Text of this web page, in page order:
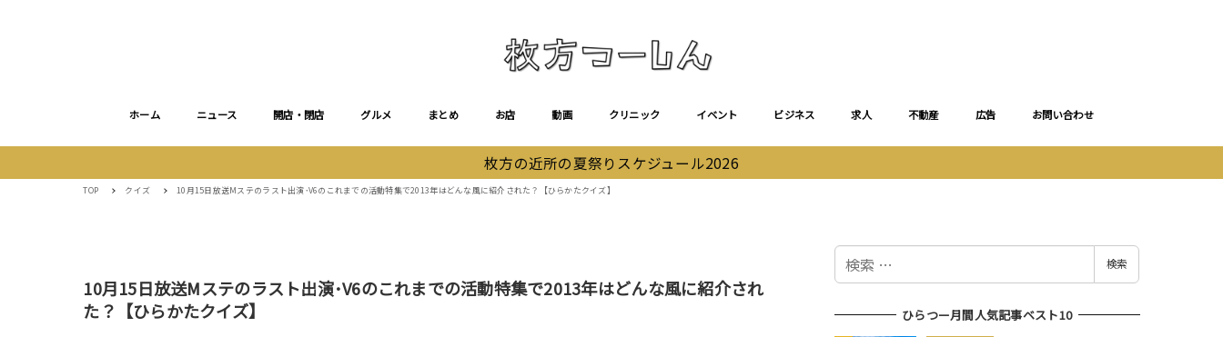
ホーム ニュース 開店・閉店 グルメ まとめ お店 動画 クリニック イベント ビジネス 求人 不動産 広告 お問い合わせ
枚方の近所の夏祭りスケジュール2026
TOP クイズ 10月15日放送Mステのラスト出演･V6のこれまでの活動特集で2013年はどんな風に紹介された？【ひらかたクイズ】
10月15日放送Mステのラスト出演･V6のこれまでの活動特集で2013年はどんな風に紹介され
た？【ひらかたクイズ】
検
検索
ひらつー月間人気記事ベスト10